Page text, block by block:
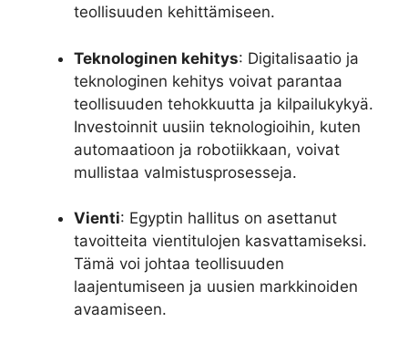
teollisuuden kehittämiseen.
Teknologinen kehitys: Digitalisaatio ja
teknologinen kehitys voivat parantaa
teollisuuden tehokkuutta ja kilpailukykyä.
Investoinnit uusiin teknologioihin, kuten
automaatioon ja robotiikkaan, voivat
mullistaa valmistusprosesseja.
Vienti: Egyptin hallitus on asettanut
tavoitteita vientitulojen kasvattamiseksi.
Tämä voi johtaa teollisuuden
laajentumiseen ja uusien markkinoiden
avaamiseen.